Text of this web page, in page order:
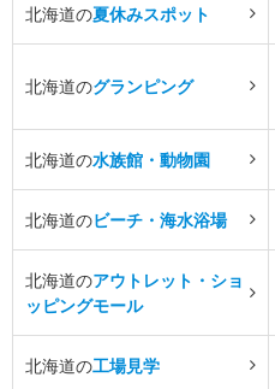
北海道の夏休みスポット
北海道のグランピング
北海道の水族館・動物園
北海道のビーチ・海水浴場
北海道のアウトレット・ショ
ッピングモール
北海道の工場見学